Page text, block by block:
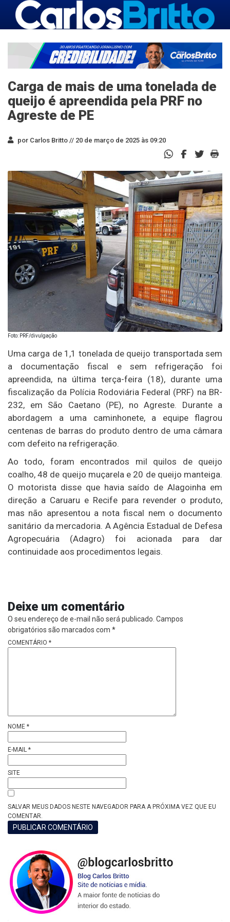
Carga de mais de uma tonelada de
queijo é apreendida pela PRF no
Agreste de PE
por Carlos Britto // 20 de março de 2025 às 09:20
Foto: PRF/divulgação
Uma carga de 1,1 tonelada de queijo transportada sem
a documentação fiscal e sem refrigeração foi
apreendida, na última terça-feira (18), durante uma
fiscalização da Polícia Rodoviária Federal (PRF) na BR-
232, em São Caetano (PE), no Agreste. Durante a
abordagem a uma caminhonete, a equipe flagrou
centenas de barras do produto dentro de uma câmara
com defeito na refrigeração.
Ao todo, foram encontrados mil quilos de queijo
coalho, 48 de queijo muçarela e 20 de queijo manteiga.
O motorista disse que havia saído de Alagoinha em
direção a Caruaru e Recife para revender o produto,
mas não apresentou a nota fiscal nem o documento
sanitário da mercadoria. A Agência Estadual de Defesa
Agropecuária (Adagro) foi acionada para dar
continuidade aos procedimentos legais.
Deixe um comentário
O seu endereço de e-mail não será publicado. Campos
obrigatórios são marcados com *
COMENTÁRIO *
NOME *
E-MAIL *
SITE
SALVAR MEUS DADOS NESTE NAVEGADOR PARA A PRÓXIMA VEZ QUE EU
COMENTAR.